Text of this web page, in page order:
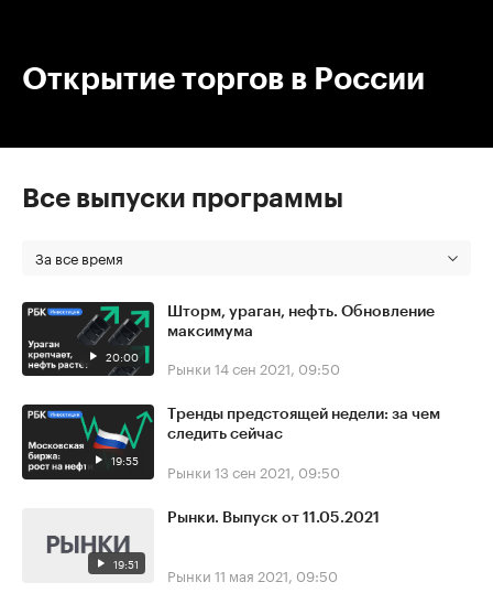
Открытие торгов в России
Все выпуски программы
За все время
20:00
Шторм, ураган, нефть. Обновление
максимума
Рынки 14 сен 2021, 09:50
19:55
Тренды предстоящей недели: за чем
следить сейчас
Рынки 13 сен 2021, 09:50
19:51
Рынки. Выпуск от 11.05.2021
Рынки 11 мая 2021, 09:50